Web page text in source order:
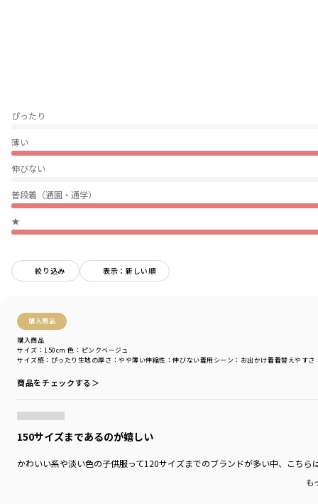
ぴったり
薄い
伸びない
普段着（通園・通学）
★
絞り込み 表示：新しい順
購入商品
購入商品
サイズ感 ：ぴったり 生地の厚さ ：やや薄い伸縮性 ：伸びない着用シーン ：お出かけ着着替えやすさ
サイズ：150cm 色：ピンクベージュ
商品をチェックする＞
150サイズまであるのが嬉しい
かわいい系や淡い色の子供服って120サイズまでのブランドが多い中、こち
も
透け感：ややあり
ポケット：サイド両側あり
着用イメージ/カラー：ミックス
サイズ：サイズ110
ブランド ／branshes
カテゴリ
／ ボトムス>ショートパンツ・ハーフパンツ
カラー
パープル
性別タイプ
／
GIRL